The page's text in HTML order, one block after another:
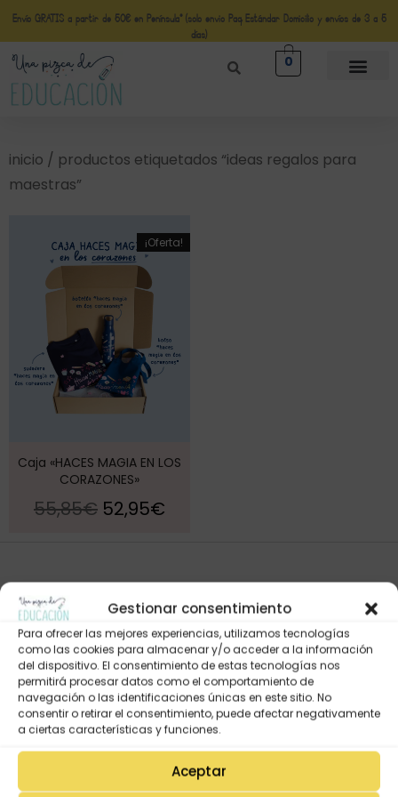
Gestionar consentimiento
Para ofrecer las mejores experiencias, utilizamos tecnologías
como las cookies para almacenar y/o acceder a la información
del dispositivo. El consentimiento de estas tecnologías nos
permitirá procesar datos como el comportamiento de
navegación o las identificaciones únicas en este sitio. No
consentir o retirar el consentimiento, puede afectar negativamente
a ciertas características y funciones.
Aceptar
Envío GRATIS a partir de 50€ en Península* (solo envio Paq Estándar Domicilio y envíos de 3 a 5
días)
0
inicio / productos etiquetados “ideas regalos para
maestras”
¡Oferta!
Caja «HACES MAGIA EN LOS
CORAZONES»
55,85€ 52,95€
Mi Cuenta
Lista de deseos
Mi Perfil